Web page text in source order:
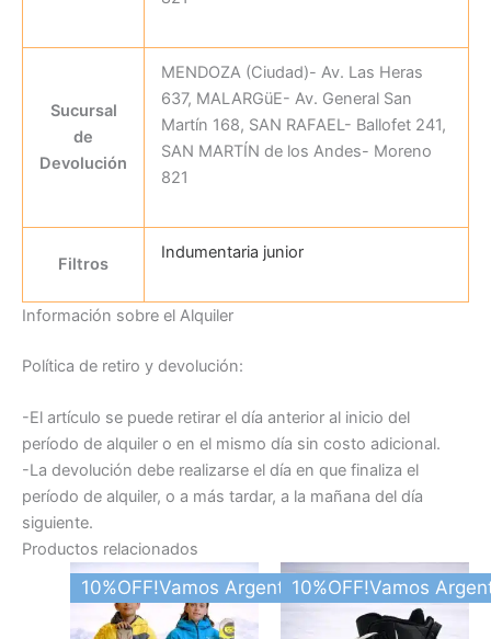
Sucursal
de
Devolución
MENDOZA (Ciudad)- Av. Las Heras
637, MALARGüE- Av. General San
Martín 168, SAN RAFAEL- Ballofet 241,
SAN MARTÍN de los Andes- Moreno
821
Filtros
Indumentaria junior
Información sobre el Alquiler
Política de retiro y devolución:
-El artículo se puede retirar el día anterior al inicio del
período de alquiler o en el mismo día sin costo adicional.
-La devolución debe realizarse el día en que finaliza el
período de alquiler, o a más tardar, a la mañana del día
siguiente.
Productos relacionados
10%OFF!Vamos Argentina
Este
producto
tiene
10%OFF!Vamos
Este
producto
tiene